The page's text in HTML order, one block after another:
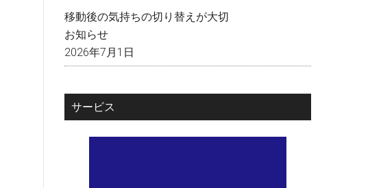
移動後の気持ちの切り替えが大切
お知らせ
2026年7月1日
サービス